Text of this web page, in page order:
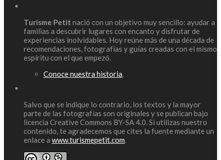
Turisme Petit nació con un objetivo muy sencillo: ayudar a
familias a descubrir lugares con encanto y disfrutar de
experiencias inolvidables. Hoy reúne más de una década de
recomendaciones, fotografías y guías creadas con el mismo
espíritu con el que empezó.
Conoce nuestra historia.
Salvo que se indique lo contrario, los textos y la mayor
parte de las fotografías son originales y se publican bajo
licencia Creative Commons BY-SA 4.0. Si utilizas nuestro
contenido, te agradecemos que cites la fuente mediante un
enlace a www.turismepetit.com.